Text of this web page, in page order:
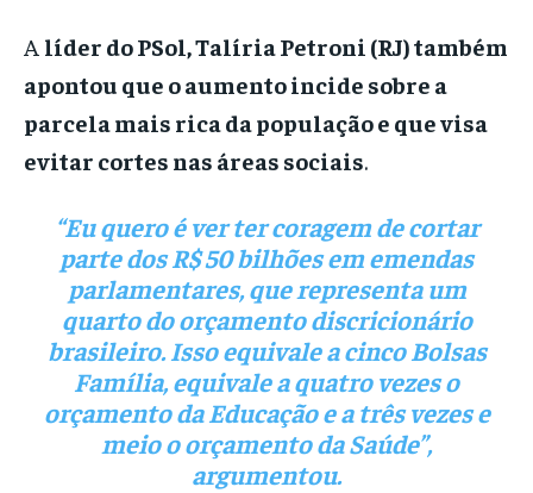
A líder do PSol, Talíria Petroni (RJ) também
apontou que o aumento incide sobre a
parcela mais rica da população e que visa
evitar cortes nas áreas sociais.
“Eu quero é ver ter coragem de cortar
parte dos R$ 50 bilhões em emendas
parlamentares, que representa um
quarto do orçamento discricionário
brasileiro. Isso equivale a cinco Bolsas
Família, equivale a quatro vezes o
orçamento da Educação e a três vezes e
meio o orçamento da Saúde”,
argumentou.